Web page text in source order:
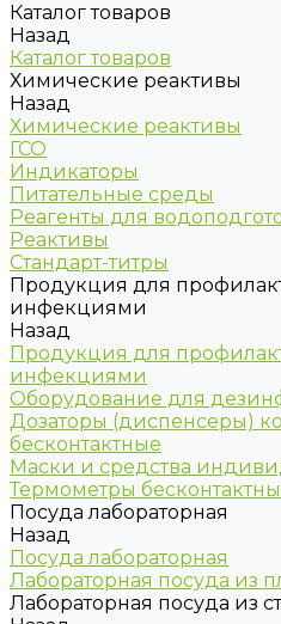
Каталог товаров
Назад
Каталог товаров
Химические реактивы
Назад
Химические реактивы
ГСО
Индикаторы
Питательные среды
Реагенты для
Реактивы
Стандарт-титры
Продукция для
инфекциями
Назад
Продукция для
инфекциями
Оборудование для
Дозаторы (диспенсеры)
бесконтактные
Маски и средства
Термометры
Посуда лабораторная
Назад
Посуда лабораторная
Лабораторная посуда из
Лабораторная посуда из